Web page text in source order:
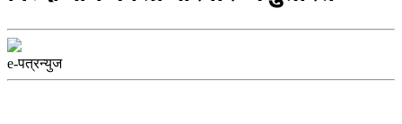
e-पत्रन्युज